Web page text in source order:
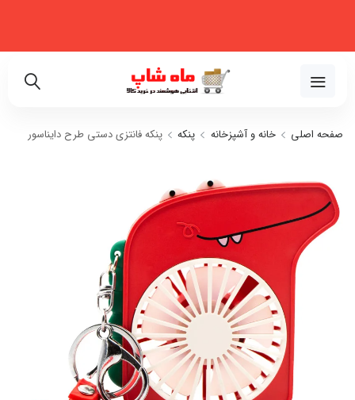
صفحه اصلی خانه و آشپزخانه پنکه پنکه فانتزی دستی طرح دایناسور